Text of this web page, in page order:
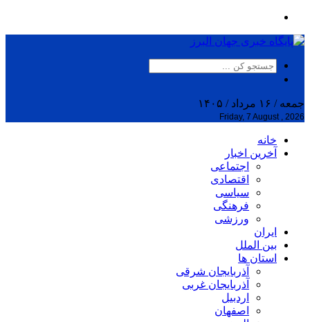
جمعه / ۱۶ مرداد / ۱۴۰۵
Friday, 7 August , 2026
خانه
آخرین اخبار
اجتماعی
اقتصادی
سیاسی
فرهنگی
ورزشی
ایران
بین الملل
استان ها
آذربایجان شرقی
آذربایجان غربی
اردبیل
اصفهان